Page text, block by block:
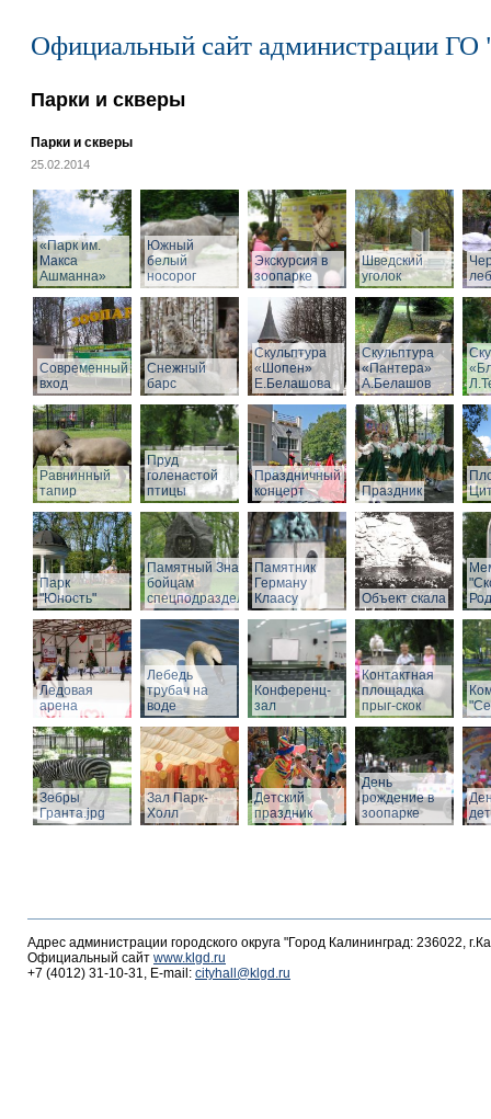
Официальный сайт администрации ГО
Парки и скверы
Парки и скверы
25.02.2014
«Парк им.
Макса
Ашманна»
Южный
белый
носорог
Экскурсия в
зоопарке
Шведский
уголок
Современный
вход
Снежный
барс
Скульптура
«Шопен»
Е.Белашова
Скульптура
«Пантера»
А.Белашов
Равнинный
тапир
Пруд
голенастой
птицы
Праздничный
концерт
Праздник
Парк
"Юность"
Памятный Знак
бойцам
спецподразделений
Памятник
Герману
Клаасу
Объект скала
Ледовая
арена
Лебедь
трубач на
воде
Конференц-
зал
Контактная
площадка
прыг-скок
Зебры
Гранта.jpg
Зал Парк-
Холл
Детский
праздник
День
рождение в
зоопарке
Адрес администрации городского округа "Город Калининград: 236022,
Официальный сайт www.klgd.ru
+7 (4012) 31-10-31, E-mail: cityhall@klgd.ru